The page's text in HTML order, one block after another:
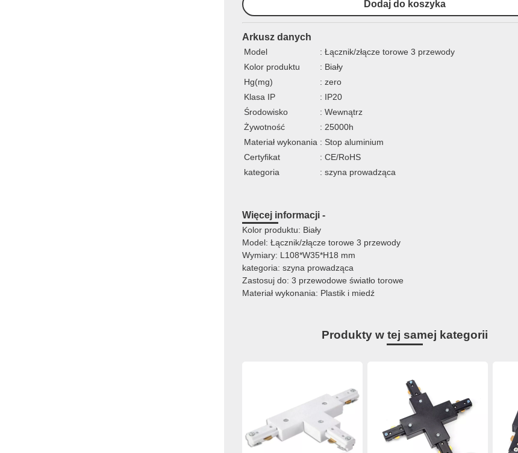
Arkusz danych
Model
: Łącznik/złącze torowe 3 przewody
Kolor produktu
: Biały
Hg(mg)
: zero
Klasa IP
: IP20
Środowisko
: Wewnątrz
Żywotność
: 25000h
Materiał wykonania : Stop aluminium
Certyfikat
: CE/RoHS
kategoria
: szyna prowadząca
Więcej informacji -
Kolor produktu: Biały
Model: Łącznik/złącze torowe 3 przewody
Wymiary: L108*W35*H18 mm
kategoria: szyna prowadząca
Zastosuj do: 3 przewodowe światło torowe
Materiał wykonania: Plastik i miedź
Produkty w tej samej kategorii